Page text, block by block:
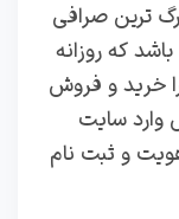
ترین صرافی
که روزانه
خرید و فروش
وارد سایت
و ثبت نام